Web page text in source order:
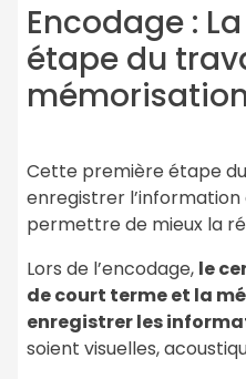
Encodage :
étape du
Cette première étape
enregistrer
permettre de mieux la
Lors de l’encodage, le
de court terme et la
enregistrer les
soient visuelles,